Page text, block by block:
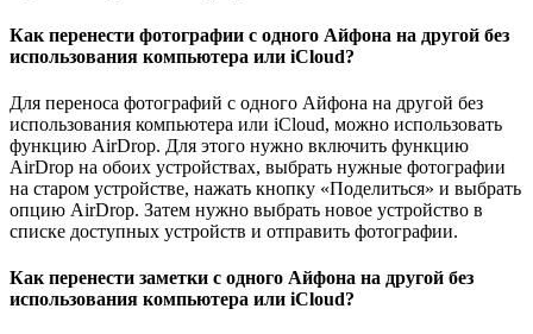
Как перенести фотографии с одного Айфона на другой без
использования компьютера или iCloud?
Для переноса фотографий с одного Айфона на другой без
использования компьютера или iCloud, можно использовать
функцию AirDrop. Для этого нужно включить функцию
AirDrop на обоих устройствах, выбрать нужные фотографии
на старом устройстве, нажать кнопку «Поделиться» и выбрать
опцию AirDrop. Затем нужно выбрать новое устройство в
списке доступных устройств и отправить фотографии.
Как перенести заметки с одного Айфона на другой без
использования компьютера или iCloud?